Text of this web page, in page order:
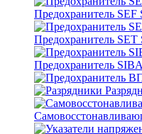
Предохранитель
Предохранитель
Предохранитель